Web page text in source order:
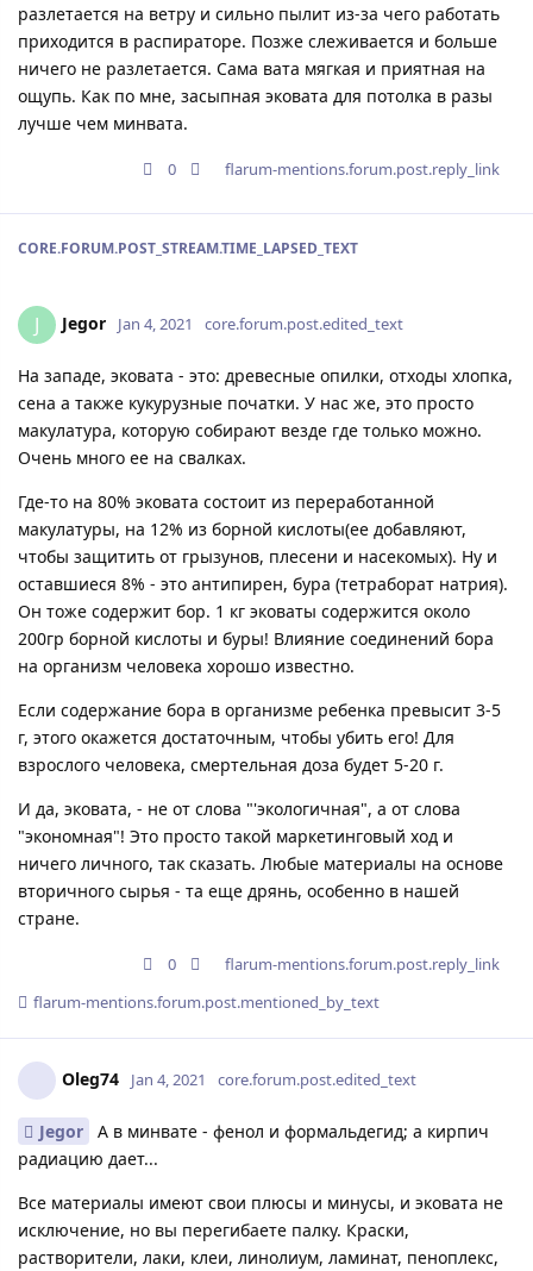
разлетается на ветру и сильно пылит из-за чего работать
приходится в распираторе. Позже слеживается и больше
ничего не разлетается. Сама вата мягкая и приятная на
ощупь. Как по мне, засыпная эковата для потолка в разы
лучше чем минвата.
0 flarum-mentions.forum.post.reply_link
CORE.FORUM.POST_STREAM.TIME_LAPSED_TEXT
J Jegor Jan 4, 2021 core.forum.post.edited_text
На западе, эковата - это: древесные опилки, отходы хлопка,
сена а также кукурузные початки. У нас же, это просто
макулатура, которую собирают везде где только можно.
Очень много ее на свалках.
Где-то на 80% эковата состоит из переработанной
макулатуры, на 12% из борной кислоты(ее добавляют,
чтобы защитить от грызунов, плесени и насекомых). Ну и
оставшиеся 8% - это антипирен, бура (тетраборат натрия).
Он тоже содержит бор. 1 кг эковаты содержится около
200гр борной кислоты и буры! Влияние соединений бора
на организм человека хорошо известно.
Если содержание бора в организме ребенка превысит 3-5
г, этого окажется достаточным, чтобы убить его! Для
взрослого человека, смертельная доза будет 5-20 г.
И да, эковата, - не от слова "'экологичная", а от слова
"экономная"! Это просто такой маркетинговый ход и
ничего личного, так сказать. Любые материалы на основе
вторичного сырья - та еще дрянь, особенно в нашей
стране.
0
flarum-mentions.forum.post.reply_link
flarum-mentions.forum.post.mentioned_by_text
Oleg74 Jan 4, 2021 core.forum.post.edited_text
Jegor
А в минвате - фенол и формальдегид; а кирпич
радиацию дает...
Все материалы имеют свои плюсы и минусы, и эковата не
исключение, но вы перегибаете палку. Краски,
растворители, лаки, клеи, линолиум, ламинат, пеноплекс,